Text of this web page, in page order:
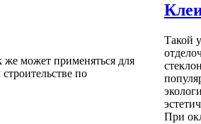
же может применяться для
по
Такой
При